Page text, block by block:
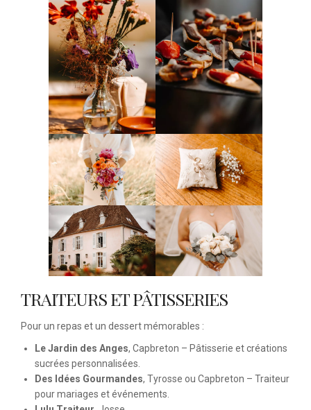
TRAITEURS ET PÂTISSERIES
Pour un repas et un dessert mémorables :
Le Jardin des Anges, Capbreton – Pâtisserie et créations
sucrées personnalisées.
Des Idées Gourmandes, Tyrosse ou Capbreton – Traiteur
pour mariages et événements.